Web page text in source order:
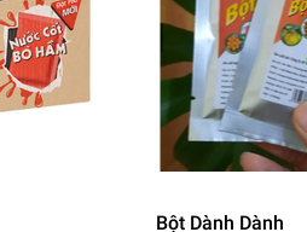
Bột Dành Dành